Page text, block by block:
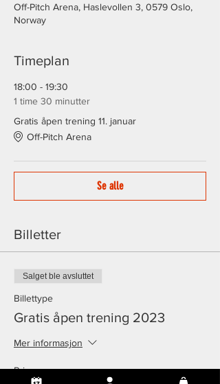
Off-Pitch Arena, Haslevollen 3, 0579 Oslo,
Norway
Timeplan
18:00 - 19:30
1 time 30 minutter
Gratis åpen trening 11. januar
Off-Pitch Arena
Se alle
Billetter
Salget ble avsluttet
Billettype
Gratis åpen trening 2023
Mer informasjon
Pris